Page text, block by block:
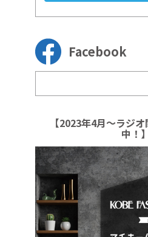
Facebook
【2023年4月～ラジ
中！】